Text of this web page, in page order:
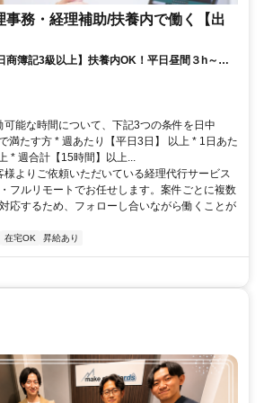
事務・経理補助/扶養内で働く【出
商簿記3級以上】扶養内OK！平日昼間３h～。
方も大歓迎♪
可能な時間について、下記3つの条件を日中
満たす方 * 週あたり【平日3日】 以上 * 1日あた
* 週合計【15時間】以上...
様よりご依頼いただいている経理代行サービス
フルリモートでお任せします。案件ごとに複数
応するため、フォローし合いながら働くことが
在宅OK 昇給あり